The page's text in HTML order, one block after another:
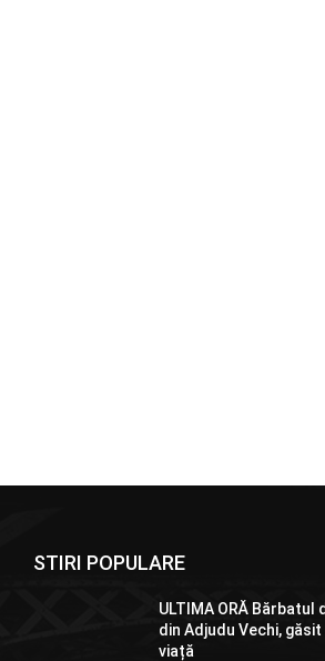
STIRI POPULARE
ULTIMA ORĂ Bărbatul
din Adjudu Vechi,
viață